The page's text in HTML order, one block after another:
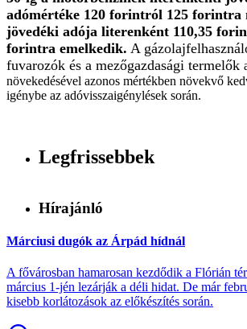
adómértéke 120 forintról 125 forintra
jövedéki adója literenként 110,35
forintra emelkedik. A
fuvarozók és a mezőgazdasági termelők
növekedésével azonos mértékben növekvő
igénybe az adóvisszaigénylések során.
Legfrissebbek
Hírajánló
Márciusi dugók az Árpád hídnál
A fővárosban hamarosan kezdődik a Flórián
március 1-jén lezárják a déli hidat. De már
kisebb korlátozások az előkészítés során.